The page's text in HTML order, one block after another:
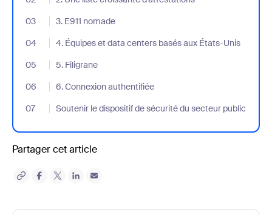
03
3. E911 nomade
- Jumplink to 3. E911 nomade
04
4. Équipes et data centers basés aux États-Unis
- Jumplink to 4. Équipes et data centers basés aux États-Unis
05
5. Filigrane
- Jumplink to 5. Filigrane
06
6. Connexion authentifiée
- Jumplink to 6. Connexion authentifiée
07
Soutenir le dispositif de sécurité du secteur public
- Jumplink to Soutenir le dispositif de sécurité du secteur public
Partager cet article